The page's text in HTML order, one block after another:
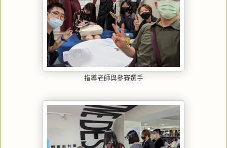
指導老師與參賽選手